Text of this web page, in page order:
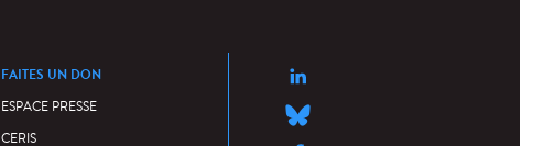
FAITES UN DON
ESPACE PRESSE
CERIS